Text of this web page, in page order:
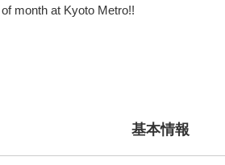
month at Kyoto Metro!!
基本情報